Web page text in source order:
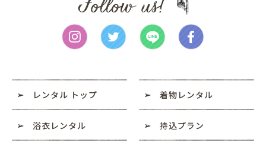
レンタル トップ 着物レンタル
浴衣レンタル 持込プラン